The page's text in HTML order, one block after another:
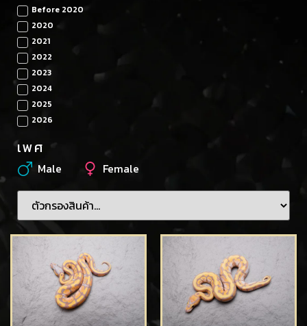
Before 2020
2020
2021
2022
2023
2024
2025
2026
เพศ
Male Female